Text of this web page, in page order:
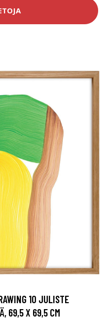
10 JULISTE
69,5 X 69,5 CM